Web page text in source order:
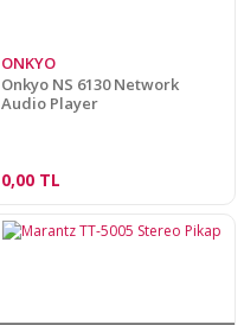
ONKYO
Onkyo NS 6130 Network
Audio Player
0,00 TL